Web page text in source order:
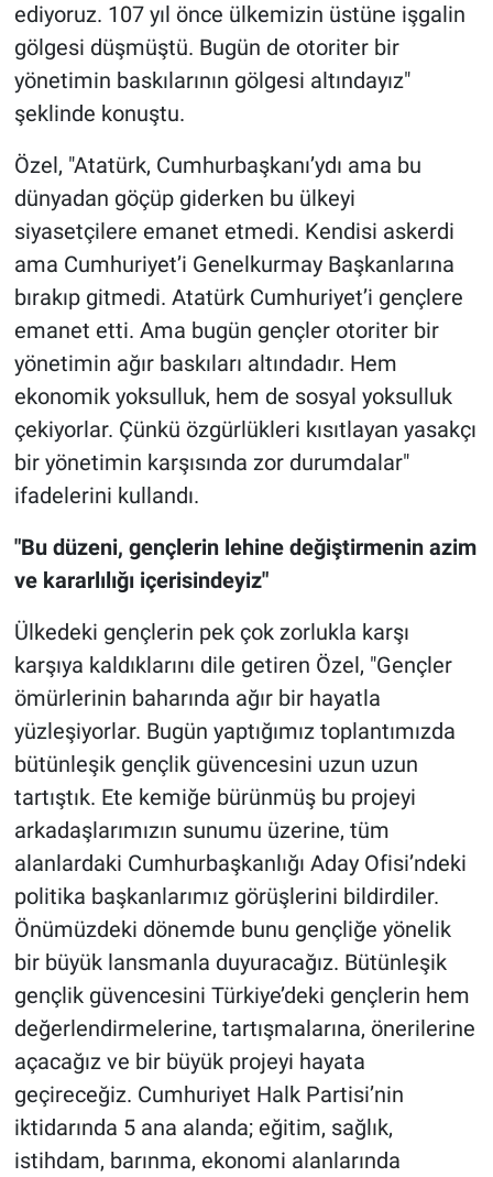
ediyoruz. 107 yıl önce ülkemizin üstüne işgalin
gölgesi düşmüştü. Bugün de otoriter bir
yönetimin baskılarının gölgesi altındayız"
şeklinde konuştu.
Özel, "Atatürk, Cumhurbaşkanı’ydı ama bu
dünyadan göçüp giderken bu ülkeyi
siyasetçilere emanet etmedi. Kendisi askerdi
ama Cumhuriyet’i Genelkurmay Başkanlarına
bırakıp gitmedi. Atatürk Cumhuriyet’i gençlere
emanet etti. Ama bugün gençler otoriter bir
yönetimin ağır baskıları altındadır. Hem
ekonomik yoksulluk, hem de sosyal yoksulluk
çekiyorlar. Çünkü özgürlükleri kısıtlayan yasakçı
bir yönetimin karşısında zor durumdalar"
ifadelerini kullandı.
"Bu düzeni, gençlerin lehine değiştirmenin azim
ve kararlılığı içerisindeyiz"
Ülkedeki gençlerin pek çok zorlukla karşı
karşıya kaldıklarını dile getiren Özel, "Gençler
ömürlerinin baharında ağır bir hayatla
yüzleşiyorlar. Bugün yaptığımız toplantımızda
bütünleşik gençlik güvencesini uzun uzun
tartıştık. Ete kemiğe bürünmüş bu projeyi
arkadaşlarımızın sunumu üzerine, tüm
alanlardaki Cumhurbaşkanlığı Aday Ofisi’ndeki
politika başkanlarımız görüşlerini bildirdiler.
Önümüzdeki dönemde bunu gençliğe yönelik
bir büyük lansmanla duyuracağız. Bütünleşik
gençlik güvencesini Türkiye’deki gençlerin hem
değerlendirmelerine, tartışmalarına, önerilerine
açacağız ve bir büyük projeyi hayata
geçireceğiz. Cumhuriyet Halk Partisi’nin
iktidarında 5 ana alanda; eğitim, sağlık,
istihdam, barınma, ekonomi alanlarında